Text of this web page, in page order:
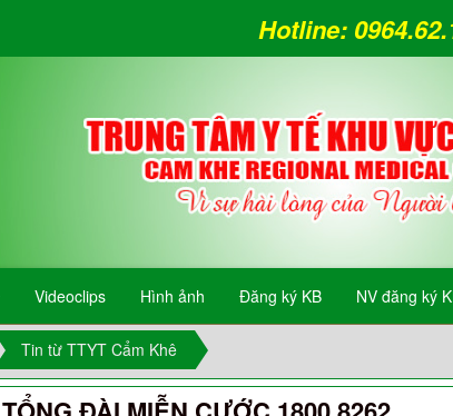
Videoclips Hình ảnh Đăng ký KB NV đăng ký
Hotline:
Tin từ TTYT Cẩm Khê